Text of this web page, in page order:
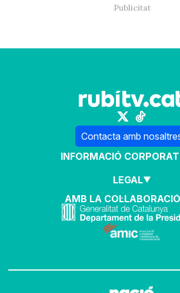
Contacta amb
INFORMACIÓ
LEGAL
AMB LA